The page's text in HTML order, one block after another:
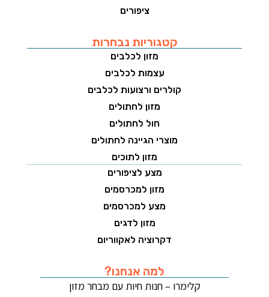
ציפורים
קטגוריות נבחרות
מזון לכלבים
עצמות לכלבים
קולרים ורצועות לכלבים
מזון לחתולים
חול לחתולים
מוצרי הגיינה לחתולים
מזון לתוכים
מצע לציפורים
מזון למכרסמים
מצע למכרסמים
מזון לדגים
דקרוציה לאקווריום
למה אנחנו?
קלימרו – חנות חיות עם מבחר מזון